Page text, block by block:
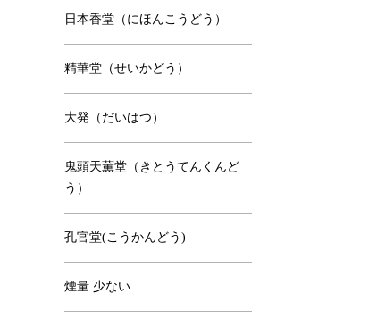
日本香堂（にほんこうどう）
精華堂（せいかどう）
大発（だいはつ）
鬼頭天薫堂（きとうてんくんど
う）
孔官堂(こうかんどう)
煙量 少ない